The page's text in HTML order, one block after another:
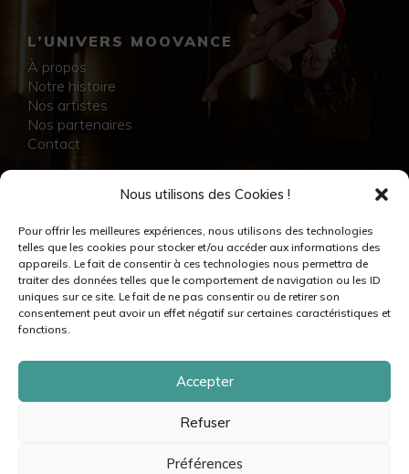
Nous utilisons des Cookies !
Pour offrir les meilleures expériences, nous utilisons des technologies
telles que les cookies pour stocker et/ou accéder aux informations des
appareils. Le fait de consentir à ces technologies nous permettra de
traiter des données telles que le comportement de navigation ou les ID
uniques sur ce site. Le fait de ne pas consentir ou de retirer son
consentement peut avoir un effet négatif sur certaines caractéristiques et
fonctions.
Accepter
Refuser
Préférences
L’UNIVERS MOOVANCE
À propos
Notre histoire
Nos artistes
Nos partenaires
Contact
NOS RÉALISATIONS
Immersion
Accompagnement artistique
Production créative
Danseuses et danseurs
Musiciennes et musiciens
Créatrices et créateurs